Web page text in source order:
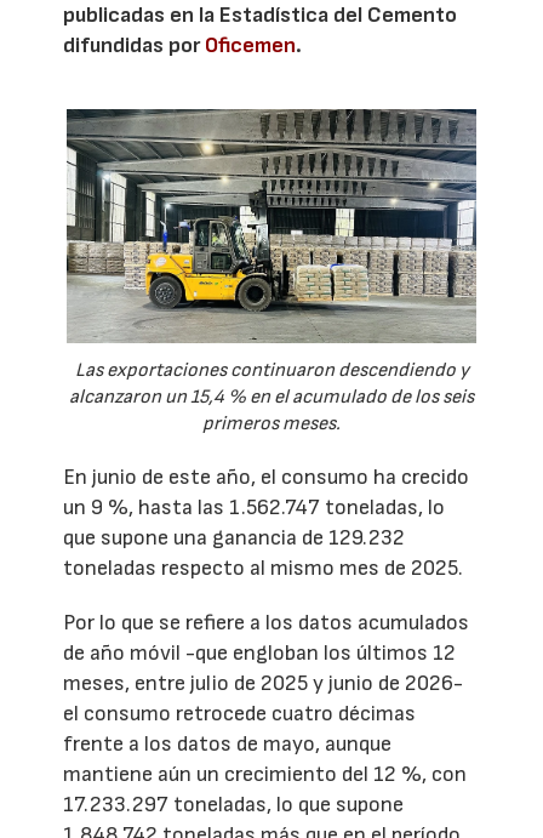
publicadas en la Estadística del Cemento
difundidas porOficemen.
Las exportaciones continuaron descendiendo y
alcanzaron un 15,4 % en el acumulado de los seis
primeros meses.
En junio de este año, el consumo ha crecido
un 9 %, hasta las 1.562.747 toneladas, lo
que supone una ganancia de 129.232
toneladas respecto al mismo mes de 2025.
Por lo que se refiere a los datos acumulados
de año móvil -que engloban los últimos 12
meses, entre julio de 2025 y junio de 2026-
el consumo retrocede cuatro décimas
frente a los datos de mayo, aunque
mantiene aún un crecimiento del 12 %, con
17.233.297 toneladas, lo que supone